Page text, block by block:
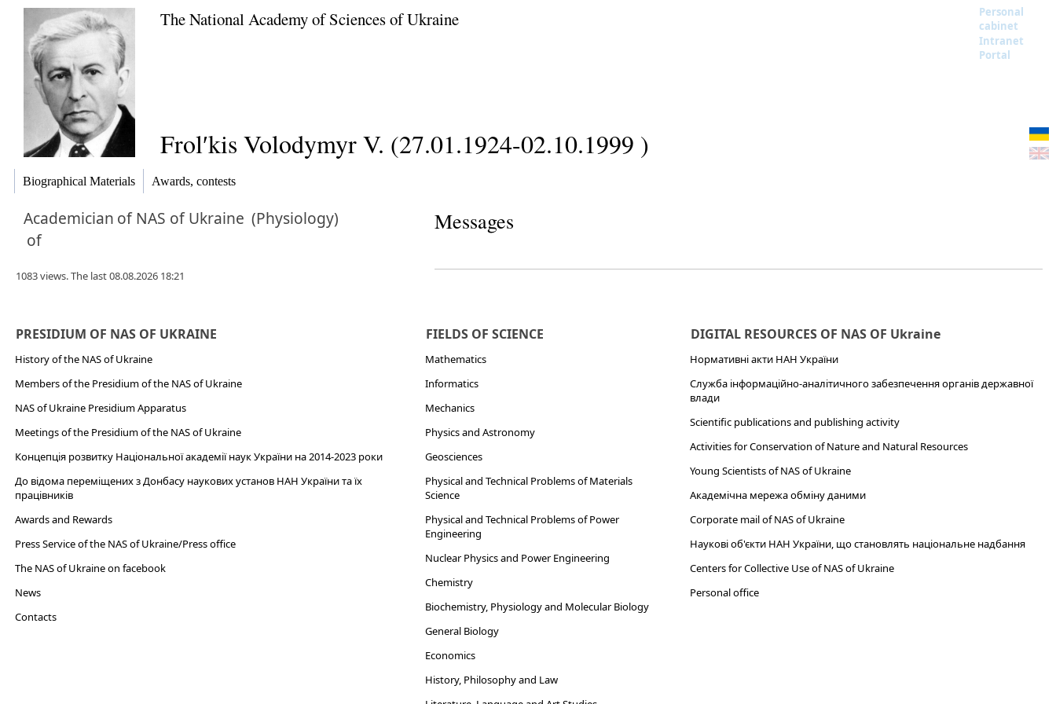
The National Academy of Sciences of Ukraine
Personal
cabinet
Intranet
Portal
Frolʹkis Volodymyr V. (27.01.1924-02.10.1999 )
Biographical Materials Awards, contests
Academician of NAS of Ukraine (Physiology)
of
1083 views. The last 08.08.2026 18:21
Messages
PRESIDIUM OF NAS OF UKRAINE
History of the NAS of Ukraine
Members of the Presidium of the NAS of Ukraine
NAS of Ukraine Presidium Apparatus​
Meetings of the Presidium of the NAS of Ukraine
Концепція розвитку Національної академії наук України на 2014-2023 роки
До відома переміщених з Донбасу наукових установ НАН України та їх
працівників
Awards and Rewards
Press Service of the NAS of Ukraine/Press office
The NAS of Ukraine on facebook
News
Сontacts
FIELDS OF SCIENCE
Mathematics
Informatics
Mechanics
Physics and Astronomy
Geosciences
Physical and Technical Problems of Materials
Science
Physical and Technical Problems of Power
Engineering
Nuclear Physics and Power Engineering
Chemistry
Biochemistry, Physiology and Molecular Biology
General Biology
Economics
History, Philosophy and Law
DIGITAL RESOURCES OF NAS OF Ukraine
Нормативні акти НАН України
Служба інформаційно-аналітичного забезпечення органів державної
влади
Scientific publications and publishing activity
Activities for Conservation of Nature and Natural Resources
Young Scientists of NAS of Ukraine
Академічна мережа обміну даними
Corporate mail of NAS of Ukraine
Наукові об'єкти НАН України, що становлять національне надбання
Centers for Collective Use of NAS of Ukraine
Personal office